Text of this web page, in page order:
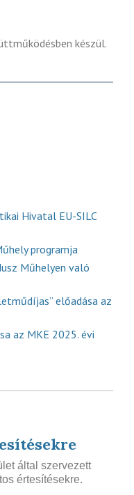
készül.
Hivatal EU-SILC
programja
Műhelyen való
előadása az
az MKE 2025. évi
által szervezett
értesítésekre.